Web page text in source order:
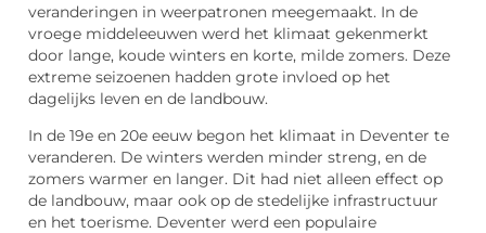
veranderingen in weerpatronen meegemaakt. In de
vroege middeleeuwen werd het klimaat gekenmerkt
door lange, koude winters en korte, milde zomers. Deze
extreme seizoenen hadden grote invloed op het
dagelijks leven en de landbouw.
In de 19e en 20e eeuw begon het klimaat in Deventer te
veranderen. De winters werden minder streng, en de
zomers warmer en langer. Dit had niet alleen effect op
de landbouw, maar ook op de stedelijke infrastructuur
en het toerisme. Deventer werd een populaire